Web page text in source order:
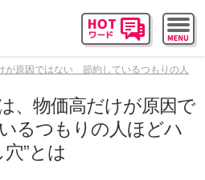
が原因ではない 節約しているつもりの人
、物価高だけが原因で
るつもりの人ほどハ
”とは